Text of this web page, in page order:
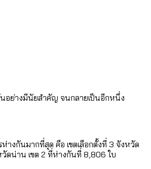
กรุงเทพฯ – พัทยา
นอย่างมีนัยสำคัญ จนกลายเป็นอีกหนึ่ง
างกันมากที่สุด คือ เขตเลือกตั้งที่ 3 จังหวัด
ดน่าน เขต 2 ที่ห่างกันที่ 8,806 ใบ